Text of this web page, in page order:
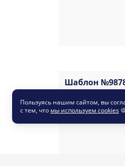
Шаблон
#современные
Пользуясь нашим сайтом, вы
с тем, что мы используем cookies